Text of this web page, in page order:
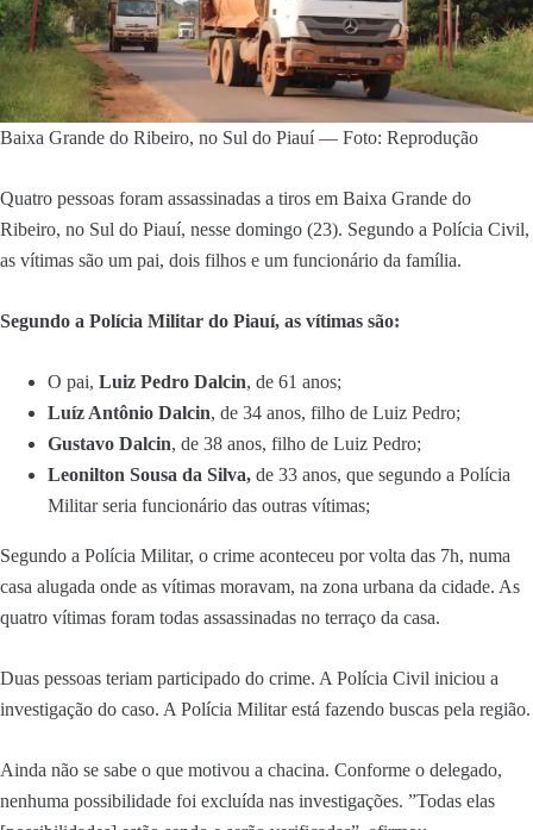
Baixa Grande do Ribeiro, no Sul do Piauí — Foto: Reprodução
Quatro pessoas foram assassinadas a tiros em Baixa Grande do
Ribeiro, no Sul do Piauí, nesse domingo (23). Segundo a Polícia Civil,
as vítimas são um pai, dois filhos e um funcionário da família.
Segundo a Polícia Militar do Piauí, as vítimas são:
O pai, Luiz Pedro Dalcin, de 61 anos;
Luíz Antônio Dalcin, de 34 anos, filho de Luiz Pedro;
Gustavo Dalcin, de 38 anos, filho de Luiz Pedro;
Leonilton Sousa da Silva, de 33 anos, que segundo a Polícia
Militar seria funcionário das outras vítimas;
Segundo a Polícia Militar, o crime aconteceu por volta das 7h, numa
casa alugada onde as vítimas moravam, na zona urbana da cidade. As
quatro vítimas foram todas assassinadas no terraço da casa.
Duas pessoas teriam participado do crime. A Polícia Civil iniciou a
investigação do caso. A Polícia Militar está fazendo buscas pela região.
Ainda não se sabe o que motivou a chacina. Conforme o delegado,
nenhuma possibilidade foi excluída nas investigações. ”Todas elas